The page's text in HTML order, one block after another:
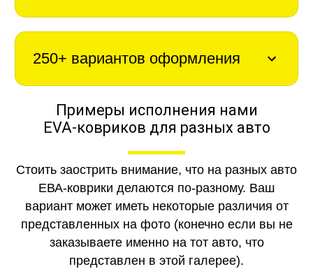
250+ вариантов оформления
Примеры исполнения нами
EVA-ковриков для разных авто
Стоить заострить внимание, что на разных авто
ЕВА-коврики делаются по-разному. Ваш
вариант может иметь некоторые различия от
представленных на фото (конечно если вы не
заказываете именно на тот авто, что
представлен в этой галерее).